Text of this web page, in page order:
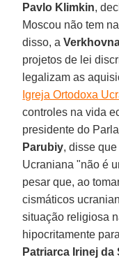
Pavlo Klimkin,
Moscou não tem
disso, a
projetos de lei
legalizam as
Igreja Ortodoxa
controles na vida
presidente do
Parubiy, disse
Ucraniana "não é
pesar que, ao
cismáticos
situação religiosa
hipocritamente
Patriarca Irinej da